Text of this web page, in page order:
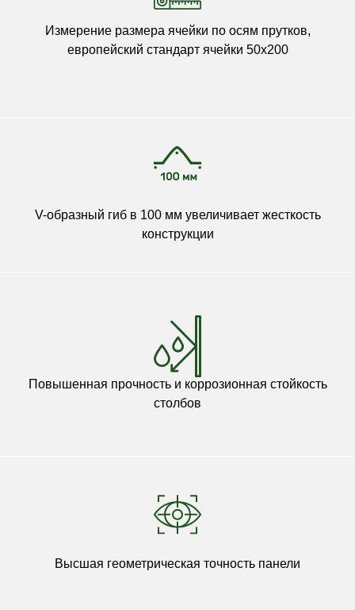
Измерение размера ячейки по осям прутков,
европейский стандарт ячейки 50х200
V-образный гиб в 100 мм увеличивает жесткость
конструкции
Повышенная прочность и коррозионная стойкость
столбов
Высшая геометрическая точность панели